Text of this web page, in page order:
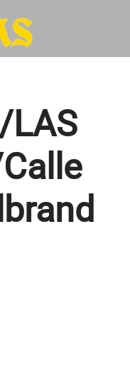
LAS